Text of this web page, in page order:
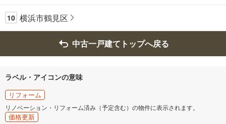
10 横浜市鶴見区
中古一戸建てトップへ戻る
ラベル・アイコンの意味
リフォーム
リノベーション・リフォーム済み（予定含む）の物件に表示されます。
価格更新